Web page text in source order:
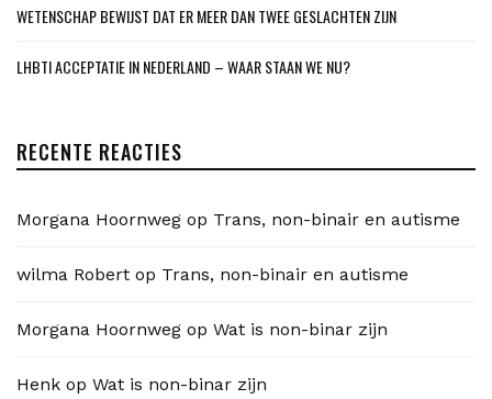
WETENSCHAP BEWIJST DAT ER MEER DAN TWEE GESLACHTEN ZIJN
LHBTI ACCEPTATIE IN NEDERLAND – WAAR STAAN WE NU?
RECENTE REACTIES
Morgana Hoornweg op Trans, non-binair en autisme
wilma Robert op Trans, non-binair en autisme
Morgana Hoornweg op Wat is non-binar zijn
Henk op Wat is non-binar zijn